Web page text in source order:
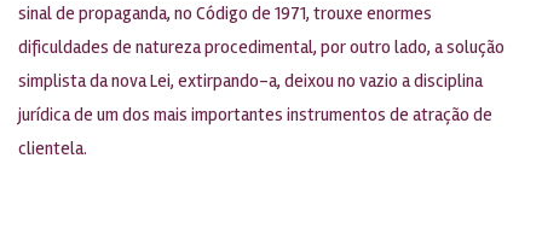
sinal de propaganda, no Código de 1971, trouxe enormes
dificuldades de natureza procedimental, por outro lado, a solução
simplista da nova Lei, extirpando-a, deixou no vazio a disciplina
jurídica de um dos mais importantes instrumentos de atração de
clientela.